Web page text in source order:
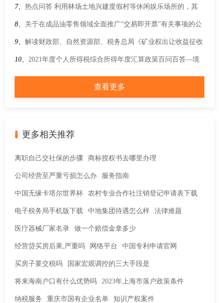
革委等部门关于实施鼓励外商投资企业境内再投资若干措施的
通知
7、 热点问答 利用林场土地兴建度假村等休闲娱乐场所的，其
经营、办公和生活用地，是否需要缴纳城镇土地使用税？
8、 关于在成品油零售领域全面推广“交易即开票”有关事项的公
告
9、 解读财政部、自然资源部、税务总局《矿业权出让收益征收
办法》
10、 2021年度个人所得税综合所得年度汇算政策百问百答—境
外所得篇
查看更多
更多相关推荐
离职自己交社保的步骤 商标授权书去哪里办理
公司经营至严重亏损怎么办 服务指南
中国无缘卡塔尔世界杯 农村专业合作社注销登记申请表下载
电子税务局手机版下载 中地集团待遇怎么样 法律难题
医疗器械厂家名录 做一个赔偿金拿多少
经营贷买房后果,严重吗 网络平台 中国专利申请官网
买房子要交税吗 国家宏观调控的三大手段是
将来海南户口有什么优势吗 2023年上海市落户政策条件
纳税服务 重庆市国有企业名单 知识产权案件